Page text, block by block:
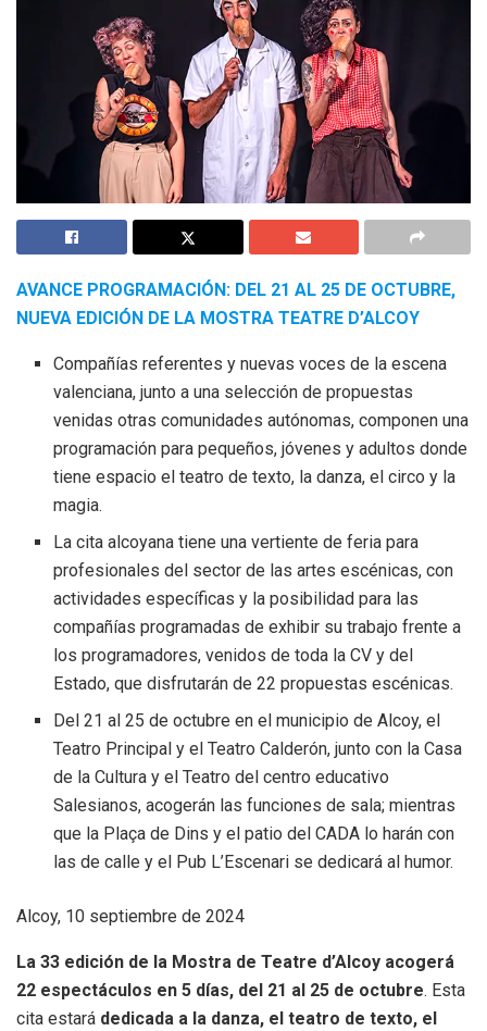
AVANCE PROGRAMACIÓN: DEL 21 AL 25 DE OCTUBRE,
NUEVA EDICIÓN DE LA MOSTRA TEATRE D’ALCOY
Compañías referentes y nuevas voces de la escena
valenciana, junto a una selección de propuestas
venidas otras comunidades autónomas, componen una
programación para pequeños, jóvenes y adultos donde
tiene espacio el teatro de texto, la danza, el circo y la
magia.
La cita alcoyana tiene una vertiente de feria para
profesionales del sector de las artes escénicas, con
actividades específicas y la posibilidad para las
compañías programadas de exhibir su trabajo frente a
los programadores, venidos de toda la CV y del
Estado, que disfrutarán de 22 propuestas escénicas.
Del 21 al 25 de octubre en el municipio de Alcoy, el
Teatro Principal y el Teatro Calderón, junto con la Casa
de la Cultura y el Teatro del centro educativo
Salesianos, acogerán las funciones de sala; mientras
que la Plaça de Dins y el patio del CADA lo harán con
las de calle y el Pub L’Escenari se dedicará al humor.
Alcoy, 10 septiembre de 2024
La 33 edición de la Mostra de Teatre d’Alcoy acogerá
22 espectáculos en 5 días, del 21 al 25 de octubre. Esta
cita estará dedicada a la danza, el teatro de texto, el